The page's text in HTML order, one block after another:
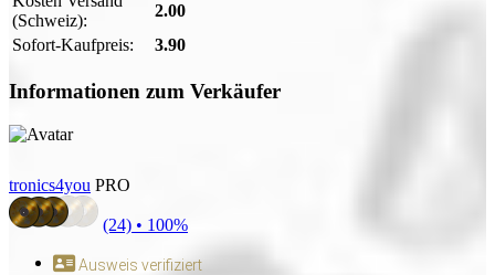
(Schweiz):
2.00
Sofort-Kaufpreis:
3.90
Informationen zum Verkäufer
tronics4you PRO
(24) • 100%
Ausweis verifiziert